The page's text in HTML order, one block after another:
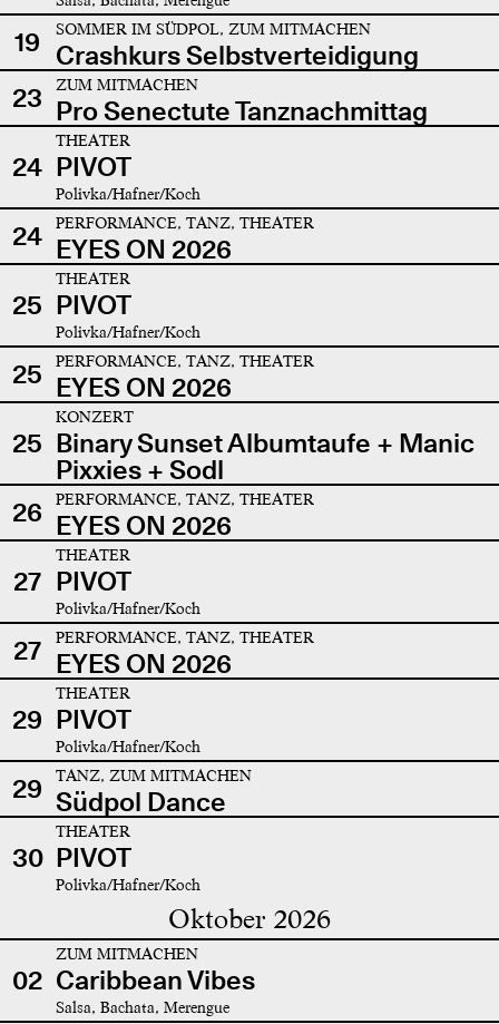
19 SOMMER IM SÜDPOL, ZUM MITMACHEN
Crashkurs Selbstverteidigung
23
ZUM MITMACHEN
Pro Senectute Tanznachmittag
24
THEATER
PIVOT
Polivka/Hafner/Koch
24 PERFORMANCE, TANZ, THEATER
EYES ON 2026
25
THEATER
PIVOT
Polivka/Hafner/Koch
25 PERFORMANCE, TANZ, THEATER
EYES ON 2026
25
KONZERT
Binary Sunset Albumtaufe + Manic
Pixxies + Sodl
26
PERFORMANCE, TANZ, THEATER
EYES ON 2026
27
THEATER
PIVOT
Polivka/Hafner/Koch
27 PERFORMANCE, TANZ, THEATER
EYES ON 2026
29
THEATER
PIVOT
Polivka/Hafner/Koch
29 TANZ, ZUM MITMACHEN
Südpol Dance
30
THEATER
PIVOT
Polivka/Hafner/Koch
Oktober 2026
02
ZUM MITMACHEN
Caribbean Vibes
Salsa, Bachata, Merengue